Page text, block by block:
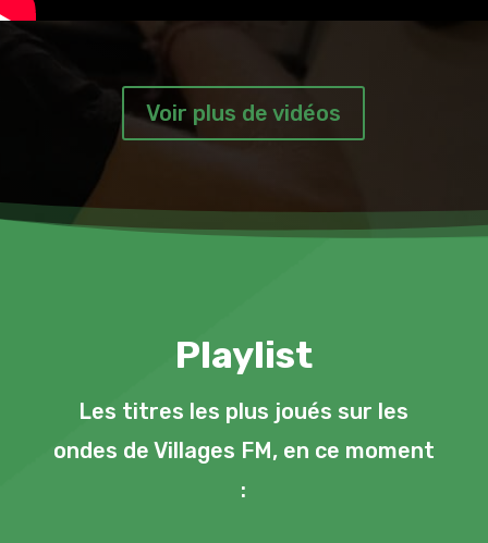
Voir plus de vidéos
Playlist
Les titres les plus joués sur les
ondes de Villages FM, en ce moment
: